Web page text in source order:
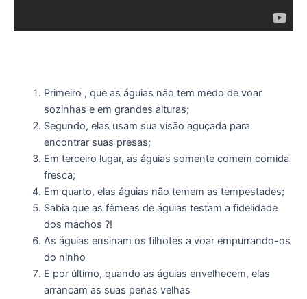
Primeiro , que as águias não tem medo de voar
sozinhas e em grandes alturas;
Segundo, elas usam sua visão aguçada para
encontrar suas presas;
Em terceiro lugar, as águias somente comem comida
fresca;
Em quarto, elas águias não temem as tempestades;
Sabia que as fêmeas de águias testam a fidelidade
dos machos ?!
As águias ensinam os filhotes a voar empurrando-os
do ninho
E por último, quando as águias envelhecem, elas
arrancam as suas penas velhas